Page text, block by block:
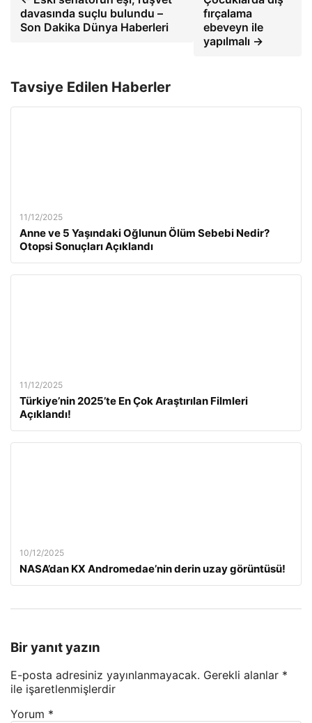
davasında suçlu bulundu –
Son Dakika Dünya Haberleri
fırçalama
ebeveyn ile
yapılmalı →
Tavsiye Edilen Haberler
11/12/2025
Anne ve 5 Yaşındaki Oğlunun Ölüm Sebebi Nedir?
Otopsi Sonuçları Açıklandı
11/12/2025
Türkiye’nin 2025’te En Çok Araştırılan Filmleri
Açıklandı!
10/12/2025
NASA’dan KX Andromedae’nin derin uzay görüntüsü!
Bir yanıt yazın
E-posta adresiniz yayınlanmayacak. Gerekli alanlar *
ile işaretlenmişlerdir
Yorum *